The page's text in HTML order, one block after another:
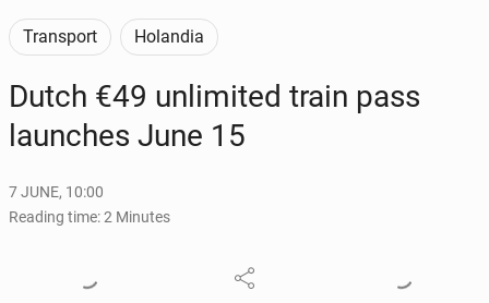
Transport Holandia
Dutch €49 un­lim­it­ed train pass
launch­es June 15
7 JUNE, 10:00
Reading time: 2 Minutes